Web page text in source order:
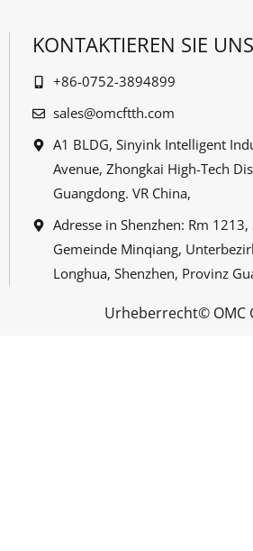
KONTAKTIEREN SIE UNS
+86-0752-3894899
sales@omcftth.com
A1 BLDG, Sinyink Intelligent
Avenue, Zhongkai High-Tech
Guangdong. VR China,
Adresse in Shenzhen: Rm
Gemeinde Minqiang,
Longhua, Shenzhen, Provinz
Urheberrecht© OMC